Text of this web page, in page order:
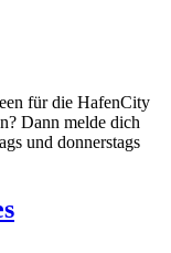
für die HafenCity
Dann melde dich
und donnerstags